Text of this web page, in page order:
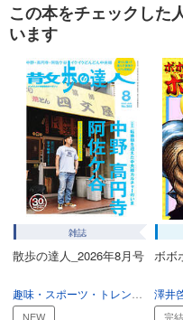
980円 (税込)
あらすじを表示す
CAR and
980円 (税込)
あらすじを表示す
CAR and
この本をチェックした
います
雑誌
散歩の達人_2026年8月号
旅行ガ
NEW
ボボ
澤井
完結